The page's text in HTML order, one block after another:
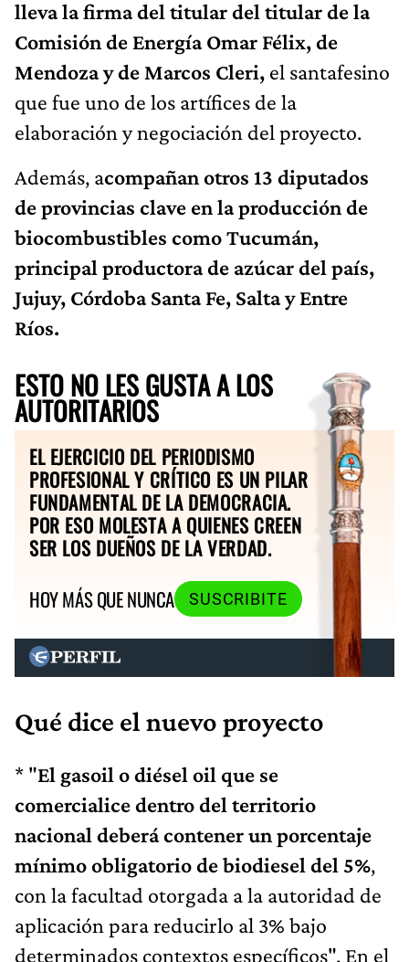
lleva la firma del titular del titular de la
Comisión de Energía Omar Félix, de
Mendoza y de Marcos Cleri, el santafesino
que fue uno de los artífices de la
elaboración y negociación del proyecto.
Además, acompañan otros 13 diputados
de provincias clave en la producción de
biocombustibles como Tucumán,
principal productora de azúcar del país,
Jujuy, Córdoba Santa Fe, Salta y Entre
Ríos.
ESTO NO LES GUSTA A LOS
AUTORITARIOS
EL EJERCICIO DEL PERIODISMO
PROFESIONAL Y CRÍTICO ES UN PILAR
FUNDAMENTAL DE LA DEMOCRACIA.
POR ESO MOLESTA A QUIENES CREEN
SER LOS DUEÑOS DE LA VERDAD.
HOY MÁS QUE NUNCA
SUSCRIBITE
Qué dice el nuevo proyecto
* "El gasoil o diésel oil que se
comercialice dentro del territorio
nacional deberá contener un porcentaje
mínimo obligatorio de biodiesel del 5%,
con la facultad otorgada a la autoridad de
aplicación para reducirlo al 3% bajo
determinados contextos específicos". En el